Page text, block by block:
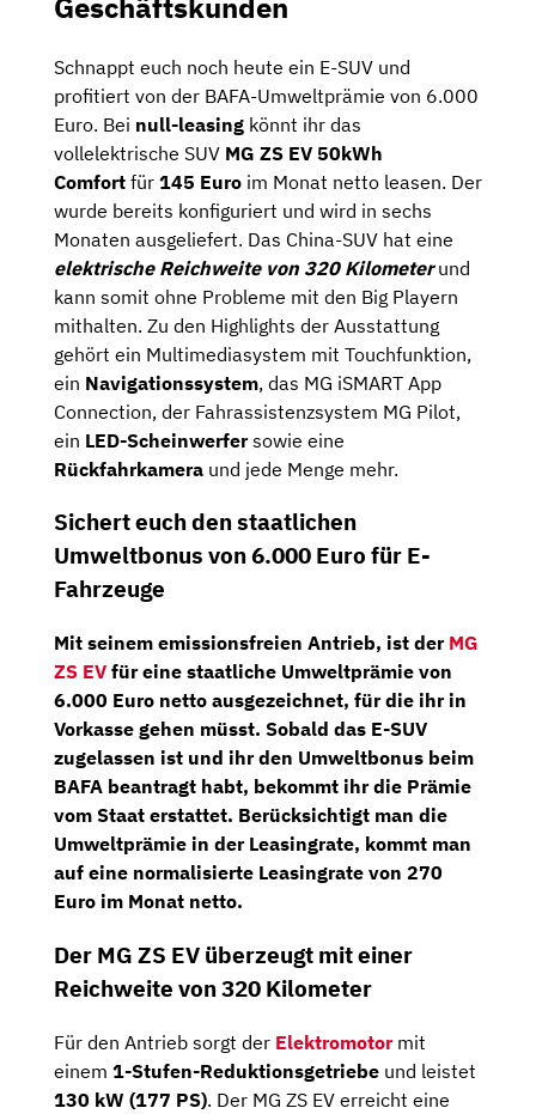
Schnappt euch noch heute ein E-SUV und
profitiert von der BAFA-Umweltprämie von 6.000
Euro. Bei null-leasing könnt ihr das
vollelektrische SUV MG ZS EV 50kWh
Comfort für 145 Euro im Monat netto leasen. Der
wurde bereits konfiguriert und wird in sechs
Monaten ausgeliefert. Das China-SUV hat eine
elektrische Reichweite von 320 Kilometerund
kann somit ohne Probleme mit den Big Playern
mithalten. Zu den Highlights der Ausstattung
gehört ein Multimediasystem mit Touchfunktion,
ein Navigationssystem, das MG iSMART App
Connection, der Fahrassistenzsystem MG Pilot,
ein LED-Scheinwerfersowie eine
Rückfahrkamera und jede Menge mehr.
Sichert euch den staatlichen
Umweltbonus von 6.000 Euro für E-
Fahrzeuge
Mit seinem emissionsfreien Antrieb, ist der MG
ZS EV für eine staatliche Umweltprämie von
6.000 Euro netto ausgezeichnet, für die ihr in
Vorkasse gehen müsst. Sobald das E-SUV
zugelassen ist und ihr den Umweltbonus beim
BAFA beantragt habt, bekommt ihr die Prämie
vom Staat erstattet. Berücksichtigt man die
Umweltprämie in der Leasingrate, kommt man
auf eine normalisierte Leasingrate von 270
Euro im Monat netto.
Der MG ZS EV überzeugt mit einer
Reichweite von 320 Kilometer
Für den Antrieb sorgt der Elektromotormit
einem 1-Stufen-Reduktionsgetriebe und leistet
130 kW (177 PS). Der MG ZS EV erreicht eine